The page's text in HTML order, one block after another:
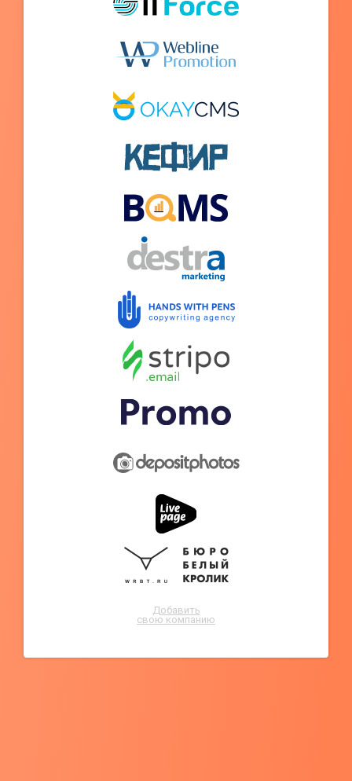
Добавить
свою компанию